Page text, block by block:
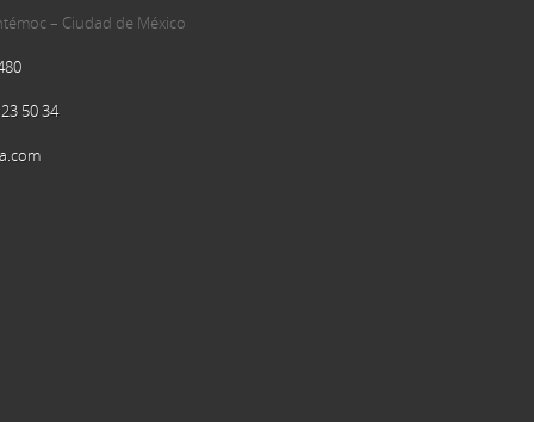
– Ciudad de México
50 34